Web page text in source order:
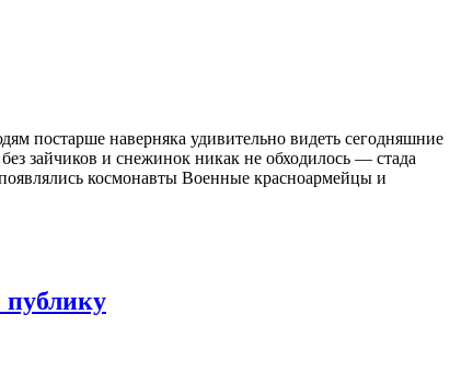
постарше наверняка удивительно видеть сегодняшние
зайчиков и снежинок никак не обходилось — стада
космонавты Военные красноармейцы и